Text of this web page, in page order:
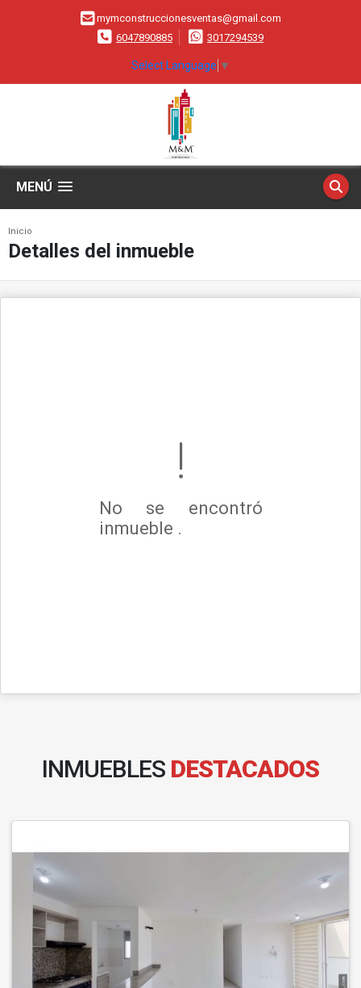
mymconstruccionesventas@gmail.com
6047890885
3017294539
Select Language ▼
MENÚ
Inicio
Detalles del inmueble
No se encontró
inmueble .
INMUEBLES DESTACADOS